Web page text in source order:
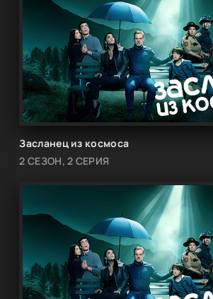
Засланец из космоса
2 СЕЗОН, 2 СЕРИЯ